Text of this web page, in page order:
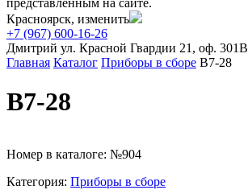
представленным на сайте.
Красноярск, изменить
+7 (967) 600-16-26
Дмитрий ул. Красной Гвардии 21, оф. 301В
Главная Каталог Приборы в сборе В7-28
В7-28
Номер в каталоге: №904
Категория: Приборы в сборе